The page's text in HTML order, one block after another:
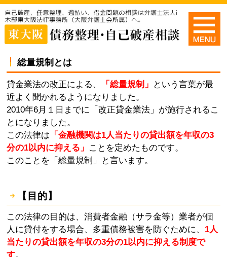
総量規制とは
貸金業法の改正による、 「総量規制」
という言葉が最
近よく聞かれるようになりました。
2010年6月１日までに「改正貸金業法」が施行されるこ
とになりました。
この法律は 「金融機関は1人当たりの貸出額を年収の3
分の1以内に抑える」 ことを定めたものです。
このことを「総量規制」と言います。
【目的】
この法律の目的は、消費者金融（サラ金等）業者が個
人に貸付をする場合、多重債務被害を防ぐために、 1人
当たりの貸出額を年収の3分の1以内に抑える制度で
す。